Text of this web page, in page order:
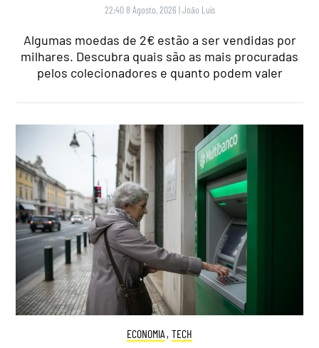
22:40 8 Agosto, 2026 |João Luís
Algumas moedas de 2€ estão a ser vendidas por
milhares. Descubra quais são as mais procuradas
pelos colecionadores e quanto podem valer
ECONOMIA , TECH